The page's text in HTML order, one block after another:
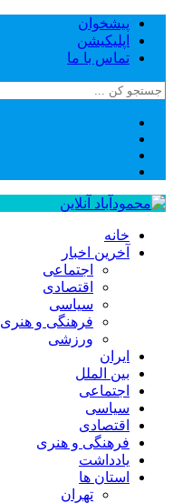
پیشخوان
اپلیکیشن
تماس با ما
خانه
آخرین اخبار
اجتماعی
اقتصادی
سیاسی
فرهنگی و هنری
ورزشی
ایران
بین الملل
اجتماعی
سیاسی
اقتصادی
فرهنگی و هنری
یادداشت
استان ها
تهران